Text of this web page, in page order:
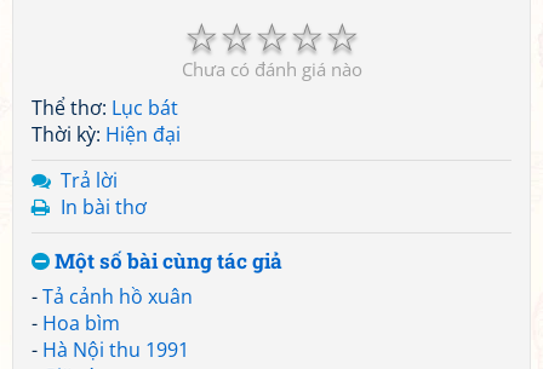
☆
☆
☆
☆
☆
Chưa có đánh giá nào
Thể thơ: Lục bát
Thời kỳ: Hiện đại
Trả lời
In bài thơ
Một số bài cùng tác giả
-Tả cảnh hồ xuân
- Hoa bìm
- Hà Nội thu 1991